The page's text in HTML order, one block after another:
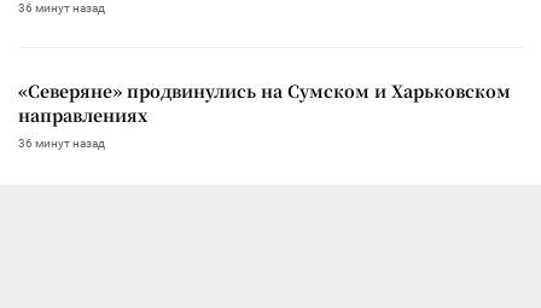
36 минут назад
«Северяне» продвинулись на Сумском и Харьковском
направлениях
36 минут назад